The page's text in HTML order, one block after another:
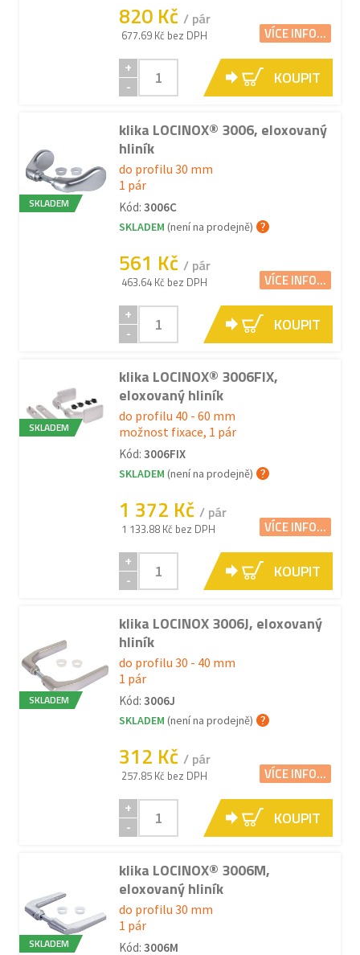
820 Kč / pár
677.69 Kč bez DPH VÍCE INFO...
+
-
KOUPIT
SKLADEM
klika LOCINOX® 3006, eloxovaný
hliník
do profilu 30 mm
1 pár
Kód: 3006C
SKLADEM (není na prodejně)
561 Kč / pár
463.64 Kč bez DPH VÍCE INFO...
+
-
KOUPIT
SKLADEM
klika LOCINOX® 3006FIX,
eloxovaný hliník
do profilu 40 - 60 mm
možnost fixace, 1 pár
Kód: 3006FIX
SKLADEM (není na prodejně)
1 372 Kč / pár
1 133.88 Kč bez DPH VÍCE INFO...
+
-
KOUPIT
SKLADEM
klika LOCINOX 3006J, eloxovaný
hliník
do profilu 30 - 40 mm
1 pár
Kód: 3006J
SKLADEM (není na prodejně)
312 Kč / pár
257.85 Kč bez DPH VÍCE INFO...
+
-
KOUPIT
SKLADEM
klika LOCINOX® 3006M,
eloxovaný hliník
do profilu 30 mm
1 pár
Kód: 3006M